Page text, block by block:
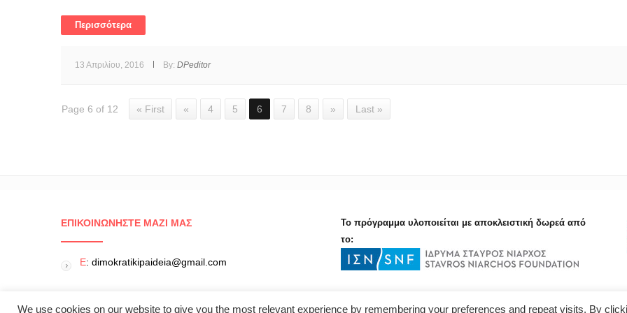
Περισσότερα
13 Απριλίου, 2016 By: DPeditor
Page 6 of 12 « First « 4 5 6 7 8 » Last »
ΕΠΙΚΟΙΝΩΝΉΣΤΕ ΜΑΖΊ ΜΑΣ
E: dimokratikipaideia@gmail.com
Το πρόγραμμα υλοποιείται με αποκλειστική δωρεά από
το:
We use cookies on our website to give you the most relevant experience by remembering your preferences and repeat visits. By